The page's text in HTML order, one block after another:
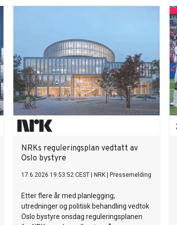
NRKs reguleringsplan vedtatt av
Oslo bystyre
17.6.2026 19:53:52 CEST NRK Pressemelding
Etter flere år med planlegging,
utredninger og politisk behandling vedtok
Oslo bystyre onsdag reguleringsplanen